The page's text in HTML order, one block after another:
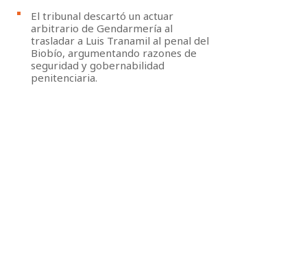
El tribunal descartó un actuar
arbitrario de Gendarmería al
trasladar a Luis Tranamil al penal del
Biobío, argumentando razones de
seguridad y gobernabilidad
penitenciaria.